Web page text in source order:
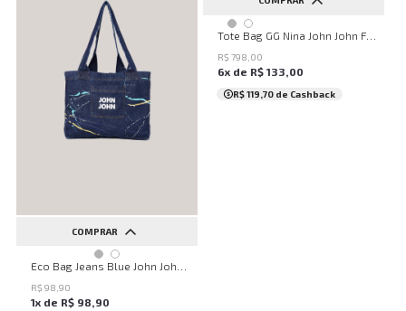
COMPRAR
UN
R$ 98 90
1x de R$ 98,90
UN
R$ 798 00
6x de R$ 133 00
R$ 119,70 de Cashback